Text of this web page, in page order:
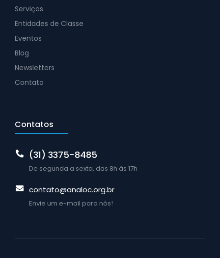
Serviços
Entidades de Classe
Eventos
Blog
Newsletters
Contato
Contatos
(31) 3375-8485
De segunda a sexta, das 8h às 17h
contato@analoc.org.br
Envie um e-mail para nós!